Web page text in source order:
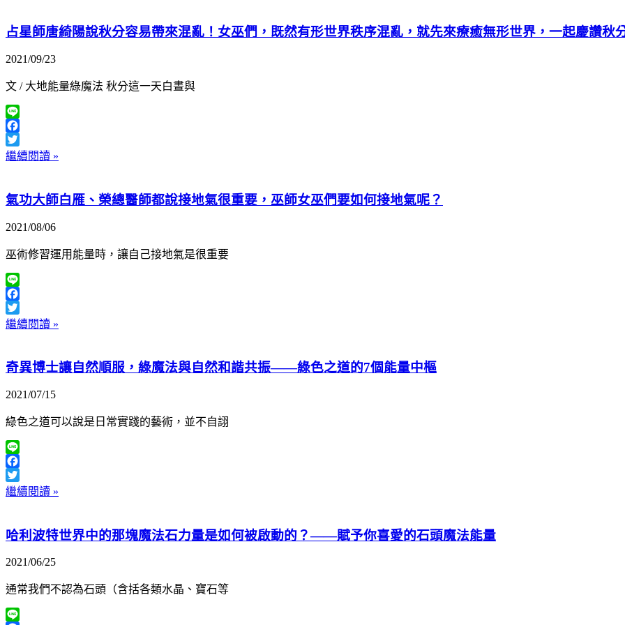
占星師唐綺陽說秋分容易帶來混亂！女巫們，既然有形世界秩序混亂，就先來療癒無形世界，一起慶讚秋
2021/09/23
文 / 大地能量綠魔法 秋分這一天白晝與
Line
Facebook
Twitter
繼續閱讀 »
氣功大師白雁、榮總醫師都說接地氣很重要，巫師女巫們要如何接地氣呢？
2021/08/06
巫術修習運用能量時，讓自己接地氣是很重要
Line
Facebook
Twitter
繼續閱讀 »
奇異博士讓自然順服，綠魔法與自然和諧共振——綠色之道的7個能量中樞
2021/07/15
綠色之道可以說是日常實踐的藝術，並不自詡
Line
Facebook
Twitter
繼續閱讀 »
哈利波特世界中的那塊魔法石力量是如何被啟動的？——賦予你喜愛的石頭魔法能量
2021/06/25
通常我們不認為石頭（含括各類水晶、寶石等